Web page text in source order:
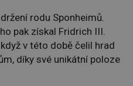
rodu Sponheimů.
pak získal Fridrich III.
v této době čelil hrad
díky své unikátní poloze